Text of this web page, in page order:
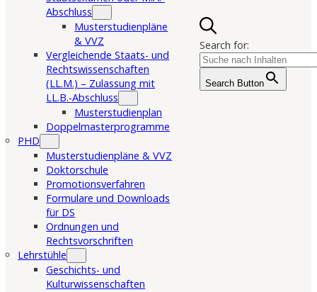
Abschluss
Musterstudienpläne
& VVZ
Vergleichende Staats- und
Rechtswissenschaften
(LL.M.) – Zulassung mit
LL.B.-Abschluss
Musterstudienplan
Doppelmasterprogramme
PHD
Musterstudienpläne & VVZ
Doktorschule
Promotionsverfahren
Formulare und Downloads
für DS
Ordnungen und
Rechtsvorschriften
Lehrstühle
Geschichts- und
Kulturwissenschaften
Search for:
Search Button